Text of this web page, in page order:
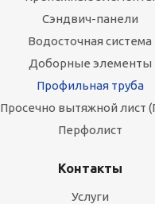
Сэндвич-панели
Водосточная система
Доборные элементы
Профильная труба
Просечно вытяжной лист
Перфолист
Контакты
Услуги